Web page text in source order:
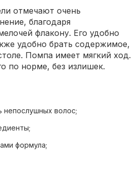
отмечают очень
благодаря
флакону. Его удобно
удобно брать содержимое,
Помпа имеет мягкий ход.
по норме, без излишек.
непослушных волос;
формула;